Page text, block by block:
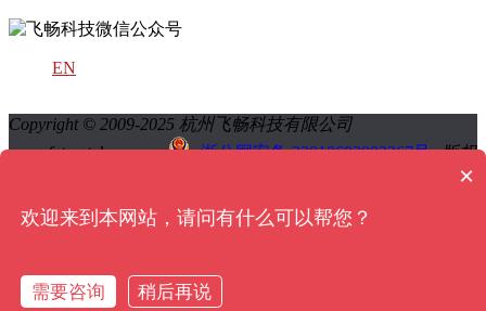
EN
Copyright © 2009-2025 杭州飞畅科技有限公司
www.futuretel.com.cn
浙公网安备 33010602002367号 版权
13024519号-1
网站地图 sitemap地图
QQ:销售
QQ:售后
×
欢迎来到本网站，请问有什么可以帮您？
需要咨询
稍后再说